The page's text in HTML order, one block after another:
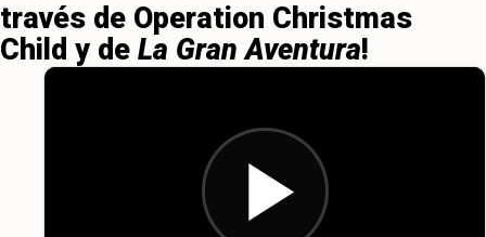
través de Operation Christmas
Child y de La Gran Aventura!